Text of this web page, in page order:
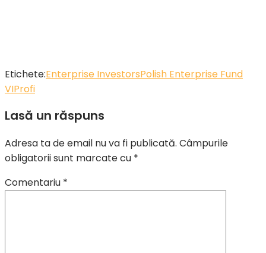
Etichete:Enterprise InvestorsPolish Enterprise Fund
VIProfi
Lasă un răspuns
Adresa ta de email nu va fi publicată. Câmpurile
obligatorii sunt marcate cu *
Comentariu *